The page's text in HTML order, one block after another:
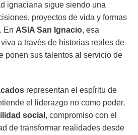
ignaciana sigue siendo una
proyectos de vida y formas
En ASIA San Ignacio, esa
a través de historias reales de
ponen sus talentos al servicio de
representan el espíritu de
el liderazgo no como poder,
social , compromiso con el
de transformar realidades desde